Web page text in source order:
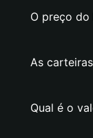
O preço do
As
Qual é o